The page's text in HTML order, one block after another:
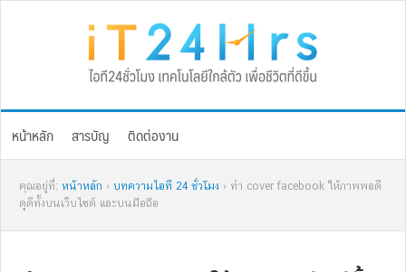
หน้าหลัก สารบัญ ติดต่องาน
คุณอยู่ที่: หน้าหลัก › บทความไอที 24 ชั่วโมง › ทำ cover facebook ให้ภาพพอดี
ดูดีทั้งบนเว็บไซต์ และบนมือถือ